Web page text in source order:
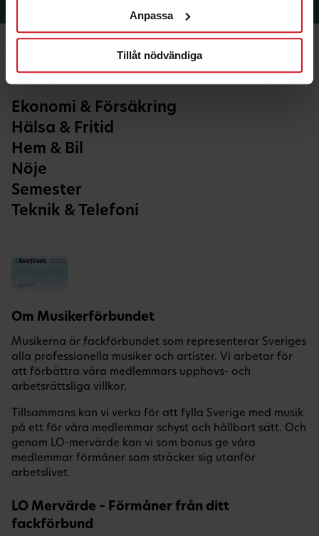
Anpassa
Tillåt nödvändiga
Ekonomi & Försäkring
Hälsa & Fritid
Hem & Bil
Nöje
Semester
Teknik & Telefoni
Om Musikerförbundet
Musikerna är fackförbundet som representerar Sveriges
alla professionella musiker och artister. Vi arbetar för
att förbättra våra medlemmars upphovs- och
arbetsrättsliga villkor.
Tillsammans kan vi verka för att fylla Sverige med musik
på ett för våra medlemmar schyst och hållbart sätt. Och
genom LO-mervärde kan vi som bonus ge våra
medlemmar förmåner som sträcker sig utanför
arbetslivet.
LO Mervärde – Förmåner från ditt
fackförbund